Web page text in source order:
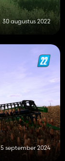
30 augustus 2022
5 september 2024